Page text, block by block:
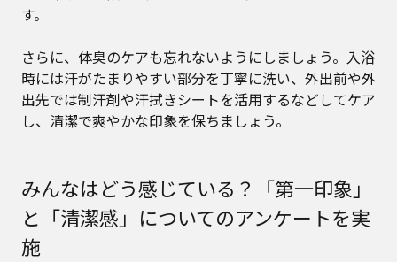
す。
さらに、体臭のケアも忘れないようにしましょう。入浴
時には汗がたまりやすい部分を丁寧に洗い、外出前や外
出先では制汗剤や汗拭きシートを活用するなどしてケア
し、清潔で爽やかな印象を保ちましょう。
みんなはどう感じている？「第一印象」
と「清潔感」についてのアンケートを実
施